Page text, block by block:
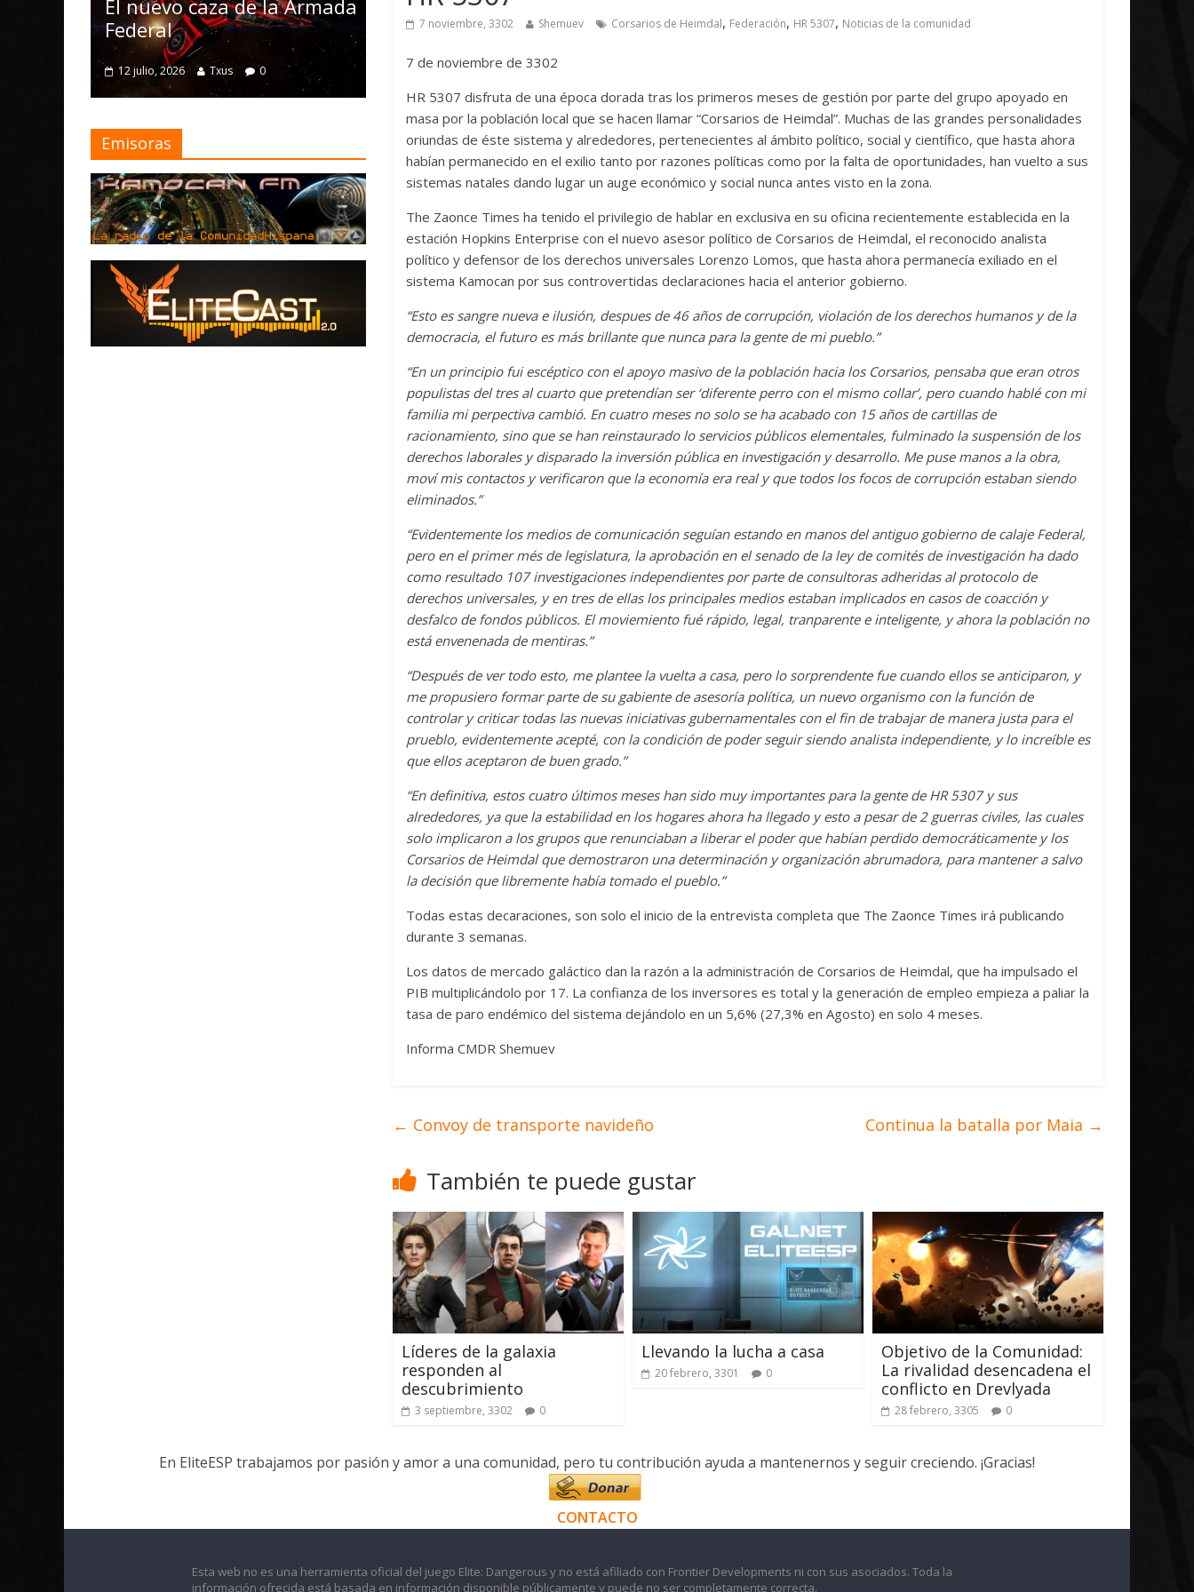
7 noviembre, 3302 Shemuev Corsarios de Heimdal, Federación, HR 5307, Noticias de la comunidad
7 de noviembre de 3302
HR 5307 disfruta de una época dorada tras los primeros meses de gestión por parte del grupo apoyado en
masa por la población local que se hacen llamar “Corsarios de Heimdal”. Muchas de las grandes personalidades
oriundas de éste sistema y alrededores, pertenecientes al ámbito político, social y científico, que hasta ahora
habían permanecido en el exilio tanto por razones políticas como por la falta de oportunidades, han vuelto a sus
sistemas natales dando lugar un auge económico y social nunca antes visto en la zona.
The Zaonce Times ha tenido el privilegio de hablar en exclusiva en su oficina recientemente establecida en la
estación Hopkins Enterprise con el nuevo asesor político de Corsarios de Heimdal, el reconocido analista
político y defensor de los derechos universales Lorenzo Lomos, que hasta ahora permanecía exiliado en el
sistema Kamocan por sus controvertidas declaraciones hacia el anterior gobierno.
“Esto es sangre nueva e ilusión, despues de 46 años de corrupción, violación de los derechos humanos y de la
democracia, el futuro es más brillante que nunca para la gente de mi pueblo.”
“En un principio fui escéptico con el apoyo masivo de la población hacia los Corsarios, pensaba que eran otros
populistas del tres al cuarto que pretendían ser ‘diferente perro con el mismo collar’, pero cuando hablé con mi
familia mi perpectiva cambió. En cuatro meses no solo se ha acabado con 15 años de cartillas de
racionamiento, sino que se han reinstaurado lo servicios públicos elementales, fulminado la suspensión de los
derechos laborales y disparado la inversión pública en investigación y desarrollo. Me puse manos a la obra,
moví mis contactos y verificaron que la economía era real y que todos los focos de corrupción estaban siendo
eliminados.”
“Evidentemente los medios de comunicación seguían estando en manos del antiguo gobierno de calaje Federal,
pero en el primer més de legislatura, la aprobación en el senado de la ley de comités de investigación ha dado
como resultado 107 investigaciones independientes por parte de consultoras adheridas al protocolo de
derechos universales, y en tres de ellas los principales medios estaban implicados en casos de coacción y
desfalco de fondos públicos. El moviemiento fué rápido, legal, tranparente e inteligente, y ahora la población no
está envenenada de mentiras.”
“Después de ver todo esto, me plantee la vuelta a casa, pero lo sorprendente fue cuando ellos se anticiparon, y
me propusiero formar parte de su gabiente de asesoría política, un nuevo organismo con la función de
controlar y criticar todas las nuevas iniciativas gubernamentales con el fin de trabajar de manera justa para el
prueblo, evidentemente acepté, con la condición de poder seguir siendo analista independiente, y lo increíble es
que ellos aceptaron de buen grado.”
“En definitiva, estos cuatro últimos meses han sido muy importantes para la gente de HR 5307 y sus
alrededores, ya que la estabilidad en los hogares ahora ha llegado y esto a pesar de 2 guerras civiles, las cuales
solo implicaron a los grupos que renunciaban a liberar el poder que habían perdido democráticamente y los
Corsarios de Heimdal que demostraron una determinación y organización abrumadora, para mantener a salvo
la decisión que libremente había tomado el pueblo.”
Todas estas decaraciones, son solo el inicio de la entrevista completa que The Zaonce Times irá publicando
durante 3 semanas.
Los datos de mercado galáctico dan la razón a la administración de Corsarios de Heimdal, que ha impulsado el
PIB multiplicándolo por 17. La confianza de los inversores es total y la generación de empleo empieza a paliar la
tasa de paro endémico del sistema dejándolo en un 5,6% (27,3% en Agosto) en solo 4 meses.
Informa CMDR Shemuev
← Convoy de transporte navideño Continua la batalla por Maia →
También te puede gustar
Líderes de la galaxia
responden al
descubrimiento
3 septiembre, 3302 0
Llevando la lucha a casa
20 febrero, 3301 0
Objetivo de la Comunidad:
La rivalidad desencadena el
conflicto en Drevlyada
28 febrero, 3305 0
de la Armada
mejoras
4 julio, 2026 Txus
Mayo de 2026
28 mayo, 2026 Txus
Emisoras
En EliteESP trabajamos por pasión y amor a una comunidad, pero tu contribución ayuda a mantenernos y seguir creciendo. ¡Gracias!
CONTACTO
Esta web no es una herramienta oficial del juego Elite: Dangerous y no está afiliado con Frontier Developments ni con sus asociados. Toda la
información ofrecida está basada en información disponible públicamente y puede no ser completamente correcta.